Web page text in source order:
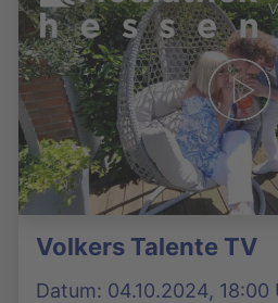
Volkers Talente TV
Datum: 04.10.2024,